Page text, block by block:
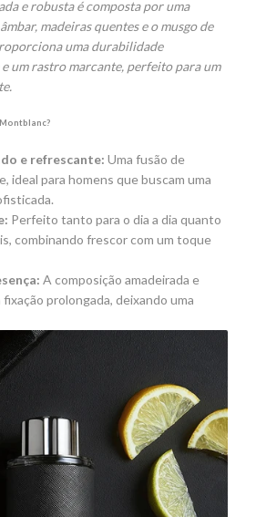
e robusta é composta por uma
madeiras quentes e o musgo de
uma durabilidade
um rastro marcante, perfeito para um
e refrescante: Uma fusão de
ideal para homens que buscam uma
Perfeito tanto para o dia a dia quanto
combinando frescor com um toque
A composição amadeirada e
prolongada, deixando uma